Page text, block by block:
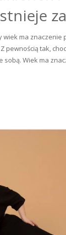
wiek ma znaczenie
pewnością tak,
sobą. Wiek ma